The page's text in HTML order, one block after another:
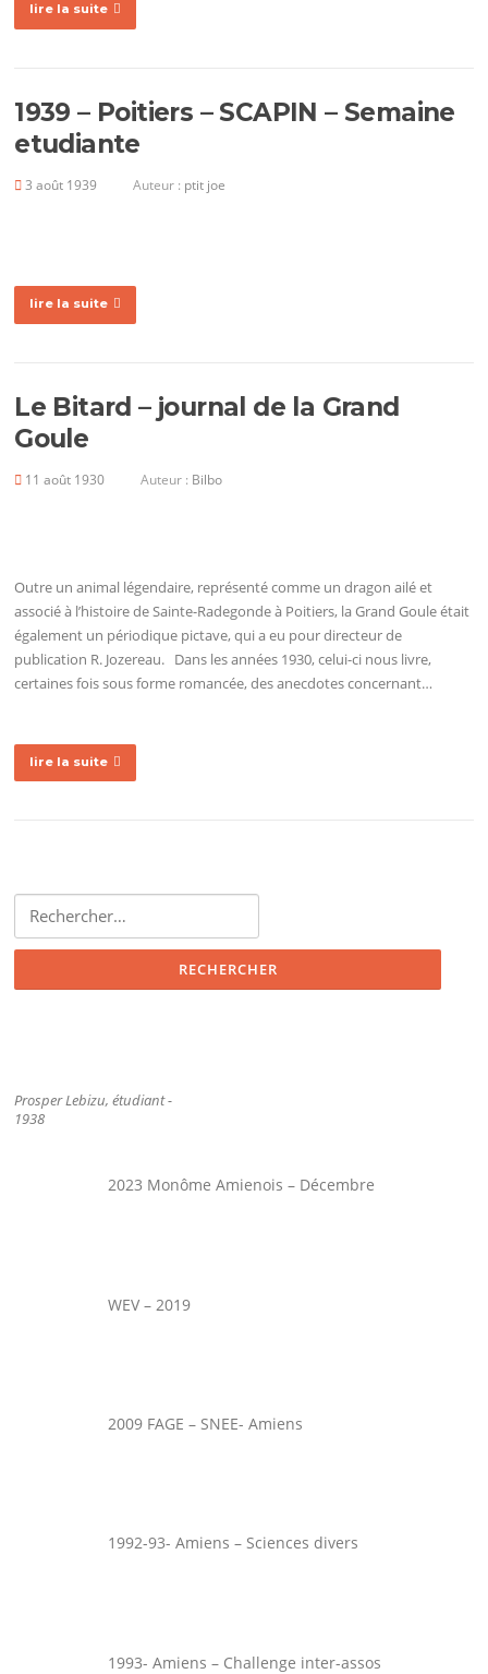
lire la suite
1939 – Poitiers – SCAPIN – Semaine
etudiante
3 août 1939 Auteur : ptit joe
lire la suite
Le Bitard – journal de la Grand
Goule
11 août 1930 Auteur : Bilbo
Outre un animal légendaire, représenté comme un dragon ailé et
associé à l’histoire de Sainte-Radegonde à Poitiers, la Grand Goule était
également un périodique pictave, qui a eu pour directeur de
publication R. Jozereau. Dans les années 1930, celui-ci nous livre,
certaines fois sous forme romancée, des anecdotes concernant…
lire la suite
Rechercher :
Prosper Lebizu, étudiant -
1938
2023 Monôme Amienois – Décembre
WEV – 2019
2009 FAGE – SNEE- Amiens
1992-93- Amiens – Sciences divers
1993- Amiens – Challenge inter-assos